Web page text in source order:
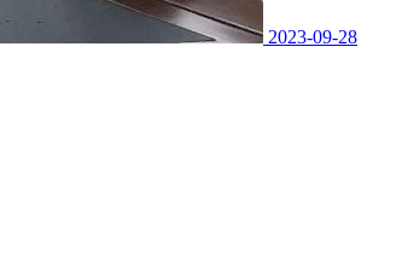
2023-09-28